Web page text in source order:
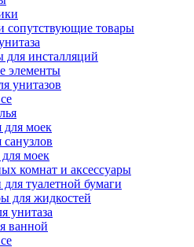
сопутствующие товары
для инсталляций
элементы
унитазов
для моек
моек
комнат и аксессуары
туалетной бумаги
для жидкостей
унитаза
ванной